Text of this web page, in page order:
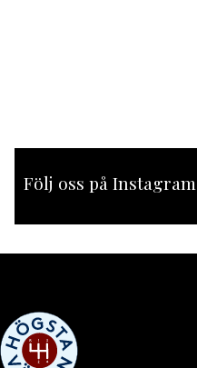
Följ oss på Instagram